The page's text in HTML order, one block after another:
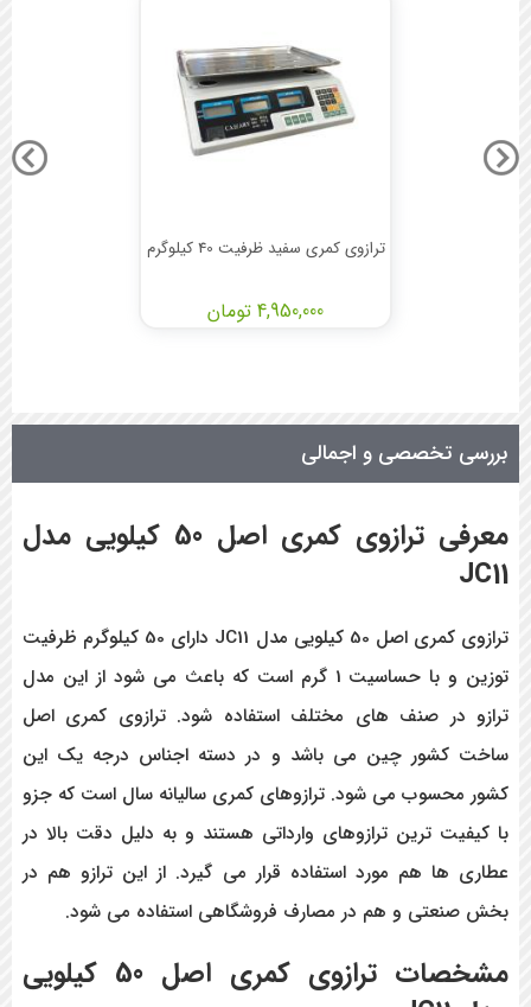
ترازوی کمری سفید ظرفیت 40 کیلوگرم
4,950,000 تومان
بررسی تخصصی و اجمالی
معرفی ترازوی کمری اصل 50 کیلویی مدل
JC11
ترازوی کمری اصل 50 کیلویی مدل JC11 دارای 50 کیلوگرم ظرفیت
توزین و با حساسیت 1 گرم است که باعث می شود از این مدل
ترازو در صنف های مختلف استفاده شود. ترازوی کمری اصل
ساخت کشور چین می باشد و در دسته اجناس درجه یک این
کشور محسوب می شود. ترازوهای کمری سالیانه سال است که جزو
با کیفیت ترین ترازوهای وارداتی هستند و به دلیل دقت بالا در
عطاری ها هم مورد استفاده قرار می گیرد. از این ترازو هم در
بخش صنعتی و هم در مصارف فروشگاهی استفاده می شود.
مشخصات ترازوی کمری اصل 50 کیلویی